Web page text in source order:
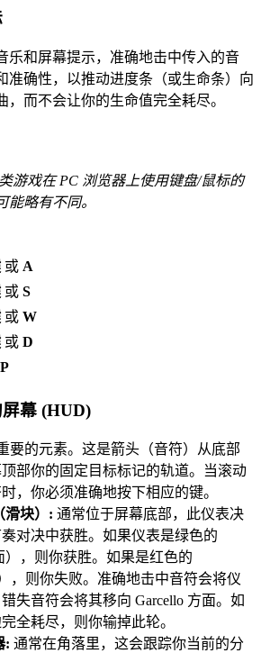
乐和屏幕提示，准确地击中传入的音
准确性，以推动进度条（或生命条）向
，而不会让你的生命值完全耗尽。
游戏在 PC 浏览器上使用键盘/鼠标的
能略有不同。
或 A
或 S
或 W
或 D
P
幕 (HUD)
要的元素。这是箭头（音符）从底部
部你的固定目标标记的轨道。当滚动
，你必须准确地按下相应的键。
滑块）: 通常位于屏幕底部，此仪表决
对决中获胜。如果仪表是绿色的
），则你获胜。如果是红色的
），则你失败。准确地击中音符会将仪
失音符会将其移向 Garcello 方面。如
全耗尽，则你输掉此轮。
: 通常在角落里，这会跟踪你当前的分